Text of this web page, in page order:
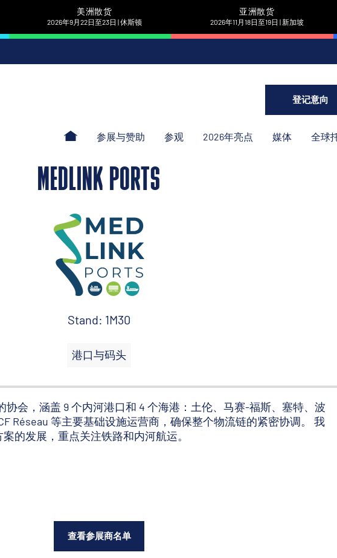
美洲散货
2026年9月22日至23日 | 休斯顿
亚洲散货
2026年11月18日至19日 | 新加坡
登记意向
参展与赞助 参观 2026年亮点 媒体 全球
MEDLINK PORTS
Stand: 1M30
港口与码头
会，涵盖 9 个内河港口和 4 个海港：土伦、马赛-福斯、塞特、波
Réseau 等主要基础设施运营商，确保整个物流链的紧密协调。 我
的发展，重点关注铁路和内河航运。
查看参展商名单